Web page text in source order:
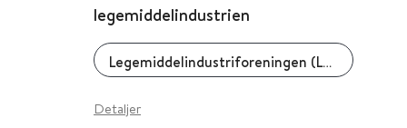
legemiddelindustrien
Legemiddelindustriforeningen (LMI)
Detaljer